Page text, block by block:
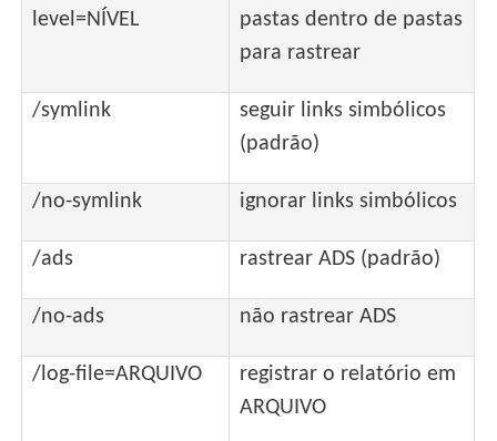
level=NÍVEL
pastas dentro de pastas
para rastrear
/symlink
seguir links simbólicos
(padrão)
/no-symlink ignorar links simbólicos
/ads rastrear ADS (padrão)
/no-ads não rastrear ADS
/log-file=ARQUIVO
registrar o relatório em
ARQUIVO